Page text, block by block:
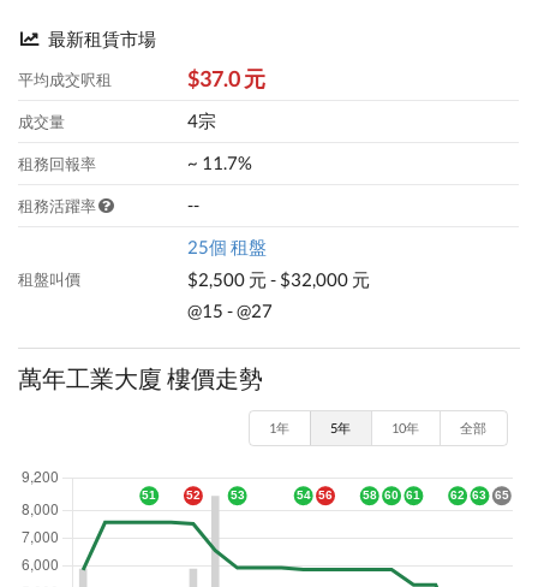
最新租賃市場
平均成交呎租 $37.0 元
成交量 4宗
租務回報率 ~ 11.7%
租務活躍率 --
租盤叫價
25個 租盤
$2,500 元 - $32,000 元
@15 - @27
萬年工業大廈 樓價走勢
1年 5年 10年 全部